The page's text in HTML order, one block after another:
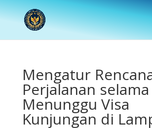
Mengatur
Perjalanan selama
Menunggu Visa
Kunjungan di